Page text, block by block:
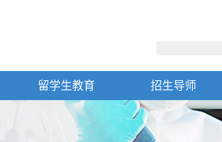
留学生教育 招生导师